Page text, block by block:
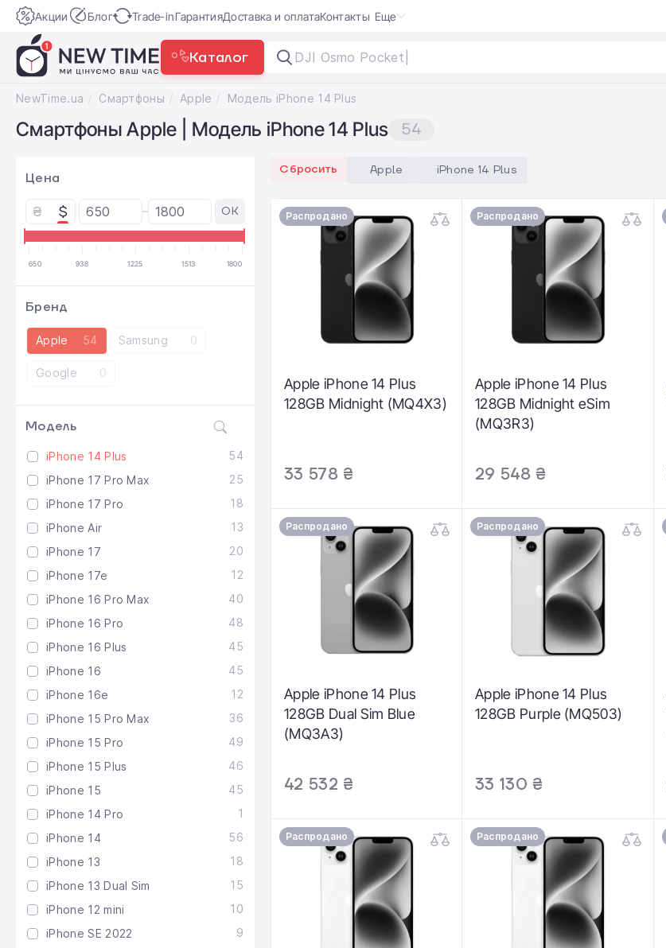
Акции Блог Trade-inГарантияДоставка и оплатаКонтакты Еще
Каталог
NewTime.ua Смартфоны Apple Модель iPhone 14 Plus
Смартфоны Apple | Модель iPhone 14 Plus 54
Цена
₴ $ OK
650 938 1225 1513 1800
Бренд
Apple 54 Samsung 0
Google 0
Модель
iPhone 14 Plus
54
iPhone 17 Pro Max
25
iPhone 17 Pro
18
iPhone Air
13
iPhone 17
20
iPhone 17e
12
iPhone 16 Pro Max
40
iPhone 16 Pro
48
iPhone 16 Plus
45
iPhone 16
45
iPhone 16e
12
iPhone 15 Pro Max
36
iPhone 15 Pro
49
iPhone 15 Plus
46
iPhone 15
45
iPhone 14 Pro
1
iPhone 14
56
iPhone 13
18
iPhone 13 Dual Sim
15
iPhone 12 mini
10
iPhone SE 2022
9
Сбросить Apple iPhone 14 Plus
Распродано
Apple iPhone 14 Plus
128GB Midnight (MQ4X3)
33 578 ₴
Распродано
Apple iPhone 14 Plus
128GB Midnight eSim
(MQ3R3)
29 548 ₴
Распродано
Apple iPhone 14 Plus
128GB Dual Sim Blue
(MQ3A3)
42 532 ₴
Распродано
Apple iPhone 14 Plus
128GB Purple (MQ503)
33 130 ₴
Распродано Распродано